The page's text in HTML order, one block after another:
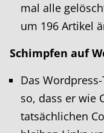
mal alle
um 196 Artikel
Schimpfen auf
Das
so, dass er wie
tatsächlichen